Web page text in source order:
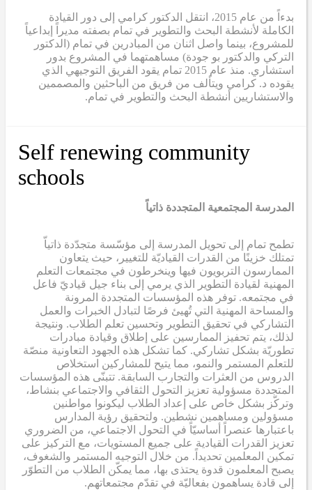
بدءاً من عام 2015، انتقل الدكتور كرامي إلى دور القيادة
الكاملة لأنشطة البحث والتطوير في تمام بصفته مديراً إبداعياً
للمشروع، بينما واصل اثنان من المبادرين في تمام (الدكتور
التركي والدكتور بو جودة) مساهمتهما في المشروع بدور
استشاري. منذ عام 2015
تمام يقود الفريق التوجيهي الذي
يقوده د. كرامي ويتألف من فريق من الباحثين والمصممين
والاستشاريين أنشطة البحث والتطوير في تمام.
Self renewing community
schools
المدرسة المجتمعية المتجددة ذاتياً
تطمح تمام إلى تحويل المدرسة إلى مؤسّسة متجدّدة ذاتياّ
تمتلك خزينًا من القدرات القياديّة للتغيير، حيث يتعاون
الممارسون التربويون فيها وينخرطون في مجتمعات التعلم
المهنية لقيادة التطوير الذي يرمي إلى بناء جيل قياديّ فاعل
في مجتمعه. توفر هذه المؤسسات المتجددة المرونة
والمساحة المهنية التي تُهيئ فرصًا لتبادل الخبرات والعمل
التشاركي في تحقيق التطوير وتحسين تعلم الطلاب. ونتيجة
لذلك، يتم تحفيز الممارسين على إطلاق وقيادة مبادرات
تطوريّة بشكل تشاركي. كما تشكل هذه الجهود التعاونية منصّة
للتعلم المستمر والنمو، مما يتيح للمشاركين استخلاص
الدروس من العثرات والتجارب السابقة. تتبنّى هذه المؤسسات
المتجددة مسؤولية تعزيز التحول الثقافي والاجتماعي بنشاط،
وتركّز بشكل خاص على إعداد الطلاب ليكونوا مواطنين
مسؤولين ومساهمين نشطين. ولتحقيق رؤية المدارس
باعتبارها عنصراً أساسيّاً في التحول الاجتماعي، من الضروري
تعزيز القدرات القيادية على جميع المستويات، مع التركيز على
تمكين المعلمين تحديداً. من خلال التوجيه المستمر والشغوف،
يصبح المعلمون قدوة يحتذى بها، مما يمكّن الطلاب من التطوّر
إلى قادة يساهمون بفعاليّة في تقدّم مجتمعاتهم.